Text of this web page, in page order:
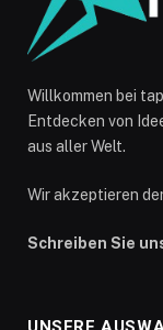
Willkommen bei
Entdecken von
aus aller Welt.
Wir akzeptieren
Schreiben Sie